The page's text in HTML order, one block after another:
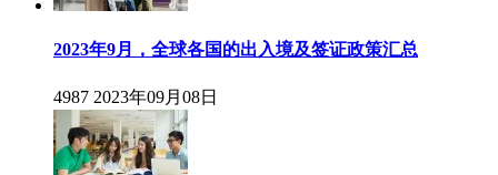
2023年9月，全球各国的出入境及签证政策汇总
4987 2023年09月08日